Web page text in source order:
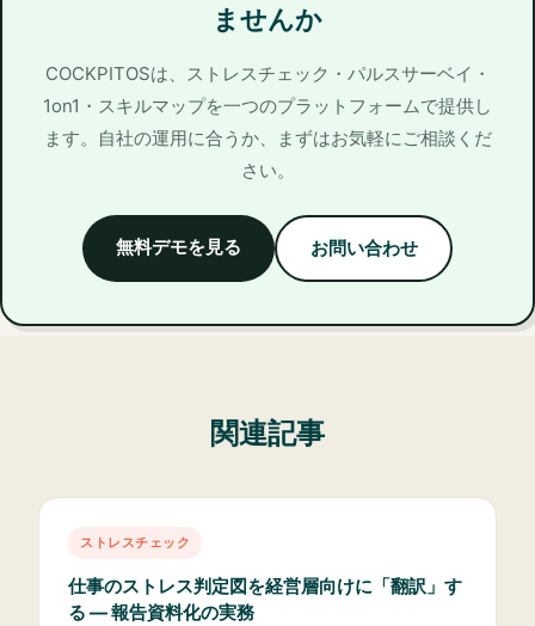
ませんか
COCKPITOSは、ストレスチェック・パルスサーベイ・
1on1・スキルマップを一つのプラットフォームで提供し
ます。自社の運用に合うか、まずはお気軽にご相談くだ
さい。
無料デモを見る お問い合わせ
関連記事
ストレスチェック
仕事のストレス判定図を経営層向けに「翻訳」す
る — 報告資料化の実務